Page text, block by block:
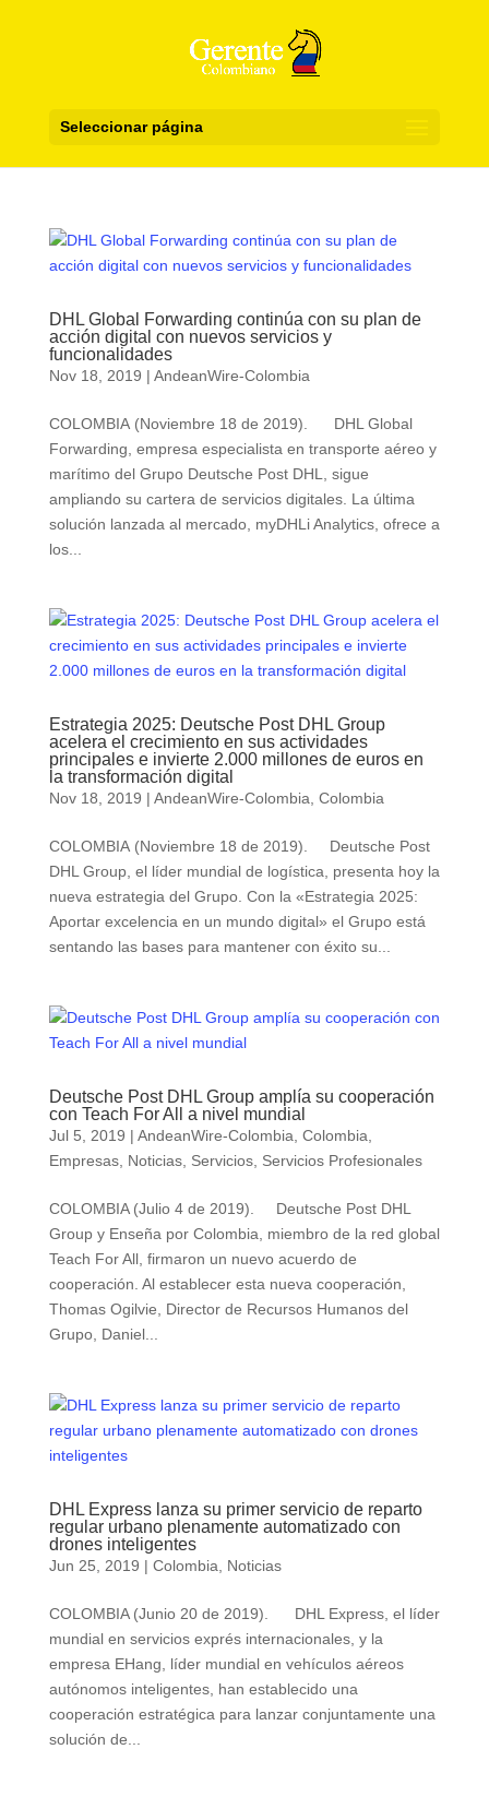
Seleccionar página
DHL Global Forwarding continúa con su plan de
acción digital con nuevos servicios y
funcionalidades
Nov 18, 2019 | AndeanWire-Colombia
COLOMBIA (Noviembre 18 de 2019). DHL Global
Forwarding, empresa especialista en transporte aéreo y
marítimo del Grupo Deutsche Post DHL, sigue
ampliando su cartera de servicios digitales. La última
solución lanzada al mercado, myDHLi Analytics, ofrece a
los...
Estrategia 2025: Deutsche Post DHL Group
acelera el crecimiento en sus actividades
principales e invierte 2.000 millones de euros en
la transformación digital
Nov 18, 2019 | AndeanWire-Colombia Colombia
COLOMBIA (Noviembre 18 de 2019). Deutsche Post
DHL Group, el líder mundial de logística, presenta hoy la
nueva estrategia del Grupo. Con la «Estrategia 2025:
Aportar excelencia en un mundo digital» el Grupo está
sentando las bases para mantener con éxito su...
Deutsche Post DHL Group amplía su cooperación
con Teach For All a nivel mundial
Jul 5, 2019 | AndeanWire-Colombia Colombia
Empresas, Noticias, Servicios, Servicios Profesionales
COLOMBIA (Julio 4 de 2019). Deutsche Post DHL
Group y Enseña por Colombia, miembro de la red global
Teach For All, firmaron un nuevo acuerdo de
cooperación. Al establecer esta nueva cooperación,
Thomas Ogilvie, Director de Recursos Humanos del
Grupo, Daniel...
DHL Express lanza su primer servicio de reparto
regular urbano plenamente automatizado con
drones inteligentes
Jun 25, 2019 | Colombia Noticias
COLOMBIA (Junio 20 de 2019). DHL Express, el líder
mundial en servicios exprés internacionales, y la
empresa EHang, líder mundial en vehículos aéreos
autónomos inteligentes, han establecido una
cooperación estratégica para lanzar conjuntamente una
solución de...